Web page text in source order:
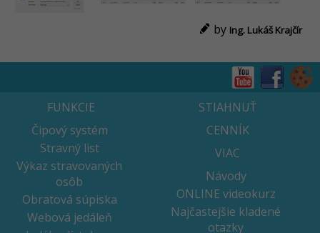
by Ing. Lukáš Krajčír
FUNKCIE
Čipový systém
Stravný list
Výkaz stravovaných
osôb
Obratová súpiska
Webová jedáleň
STIAHNUŤ
CENNÍK
VIAC
Návody
ONLINE videokurz
Najčastejšie kladené
otazky